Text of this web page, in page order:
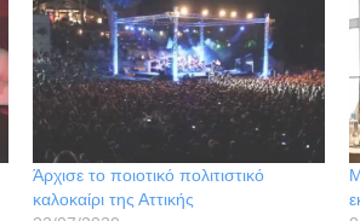
Άρχισε το ποιοτικό πολιτιστικό
καλοκαίρι της Αττικής